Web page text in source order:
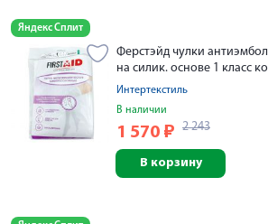
Яндекс Сплит
Ферстэйд чулки
на силик. основе 1 класс
Интертекстиль
В наличии
1 570 ₽ 2 243
В корзину